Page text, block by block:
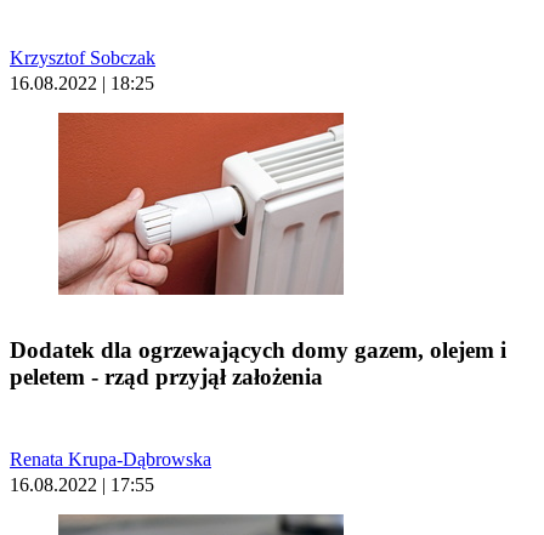
Krzysztof Sobczak
16.08.2022 | 18:25
Dodatek dla ogrzewających domy gazem, olejem i
peletem - rząd przyjął założenia
Renata Krupa-Dąbrowska
16.08.2022 | 17:55